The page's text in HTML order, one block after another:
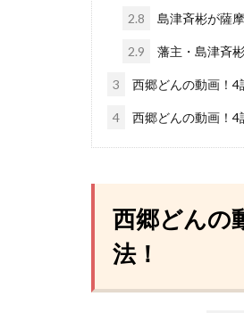
2.8 島津斉彬が薩
2.9 藩主・島津斉
3 西郷どんの動画！4
4 西郷どんの動画！4
西郷どんの
法！